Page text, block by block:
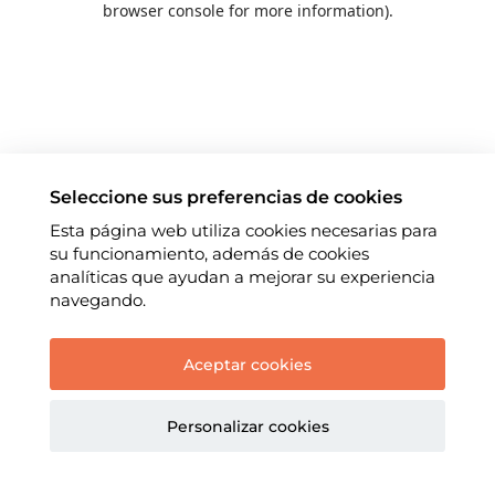
browser console for more information).
Seleccione sus preferencias de cookies
Esta página web utiliza cookies necesarias para
su funcionamiento, además de cookies
analíticas que ayudan a mejorar su experiencia
navegando.
Aceptar cookies
Personalizar cookies